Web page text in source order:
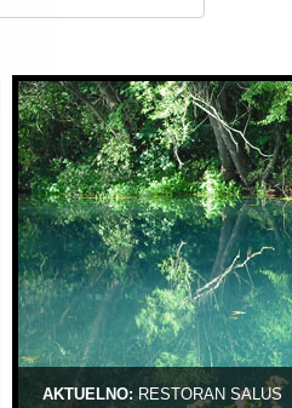
AKTUELNO:RESTORAN SALUS